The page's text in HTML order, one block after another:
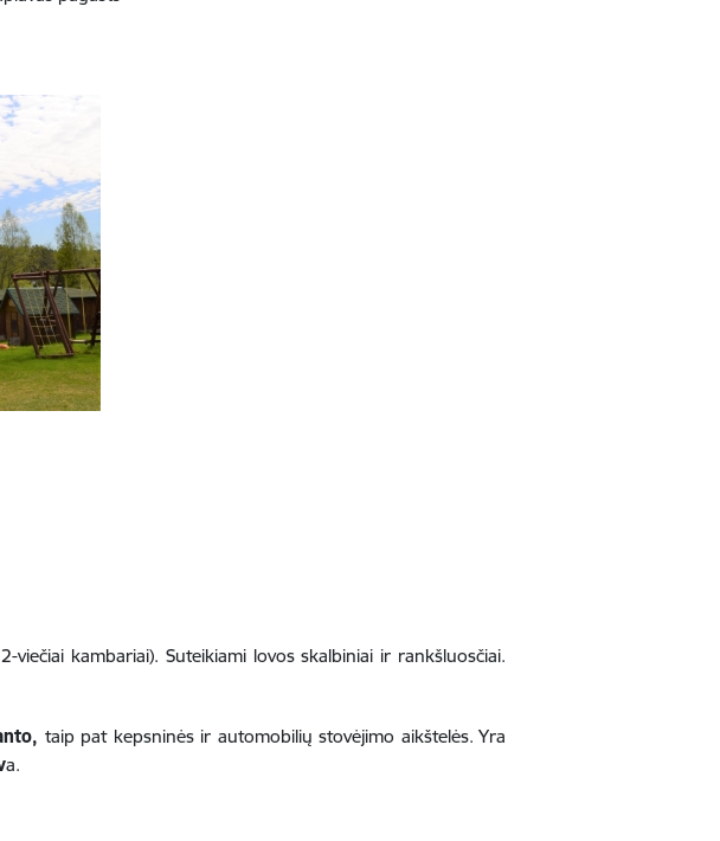
kambariai). Suteikiami lovos skalbiniai ir rankšluosčiai.
taip pat kepsninės ir automobilių stovėjimo aikštelės. Yra
a.